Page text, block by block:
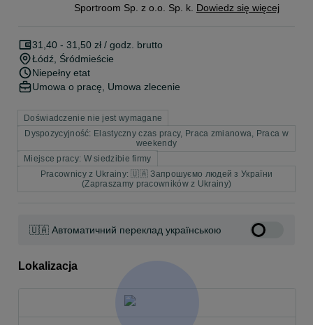
Sportroom Sp. z o.o. Sp. k. Dowiedz się więcej
31,40 - 31,50 zł / godz. brutto
Łódź , Śródmieście
Niepełny etat
Umowa o pracę, Umowa zlecenie
Doświadczenie nie jest wymagane
Dyspozycyjność: Elastyczny czas pracy, Praca zmianowa, Praca w
weekendy
Miejsce pracy: W siedzibie firmy
Pracownicy z Ukrainy: 🇺🇦 Запрошуємо людей з України
(Zapraszamy pracowników z Ukrainy)
🇺🇦 Автоматичний переклад українською
Lokalizacja